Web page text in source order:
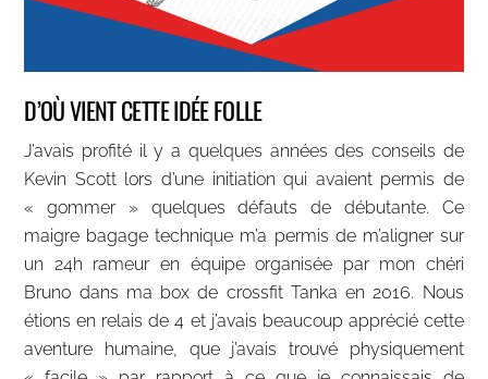
D’OÙ VIENT CETTE IDÉE FOLLE
J’avais profité il y a quelques années des conseils de
Kevin Scott lors d’une initiation qui avaient permis de
« gommer » quelques défauts de débutante. Ce
maigre bagage technique m’a permis de m’aligner sur
un 24h rameur en équipe organisée par mon chéri
Bruno dans ma box de crossfit Tanka en 2016. Nous
étions en relais de 4 et j’avais beaucoup apprécié cette
aventure humaine, que j’avais trouvé physiquement